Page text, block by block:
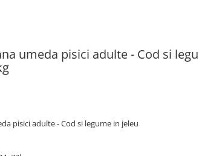
umeda pisici adulte - Cod si
pisici adulte - Cod si legume in jeleu